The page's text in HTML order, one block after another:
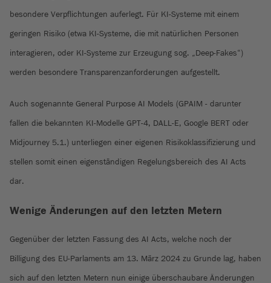
besondere Verpflichtungen auferlegt. Für KI-Systeme mit einem
geringen Risiko (etwa KI-Systeme, die mit natürlichen Personen
interagieren, oder KI-Systeme zur Erzeugung sog. „Deep-Fakes“)
werden besondere Transparenzanforderungen aufgestellt.
Auch sogenannte General Purpose AI Models (GPAIM - darunter
fallen die bekannten KI-Modelle GPT-4, DALL-E, Google BERT oder
Midjourney 5.1.) unterliegen einer eigenen Risikoklassifizierung und
stellen somit einen eigenständigen Regelungsbereich des AI Acts
dar.
Wenige Änderungen auf den letzten Metern
Gegenüber der letzten Fassung des AI Acts, welche noch der
Billigung des EU-Parlaments am 13. März 2024 zu Grunde lag, haben
sich auf den letzten Metern nun einige überschaubare Änderungen